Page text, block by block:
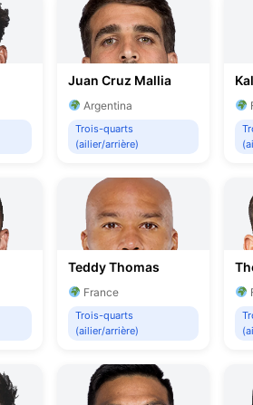
Juan Cruz Mallia
Argentina
Trois-quarts
(ailier/arrière)
Teddy Thomas
France
Trois-quarts
(ailier/arrière)